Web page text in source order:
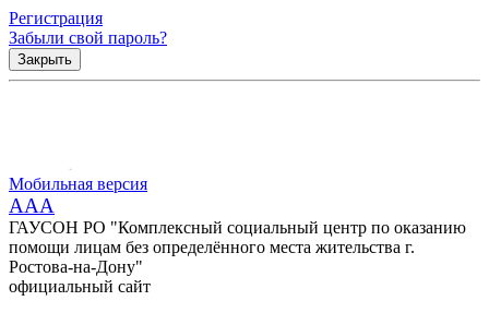
Регистрация
Забыли свой пароль?
Закрыть
Мобильная версия
AAA
ГАУСОН РО "Комплексный социальный центр по оказанию
помощи лицам без определённого места жительства г.
Ростова-на-Дону"
официальный сайт